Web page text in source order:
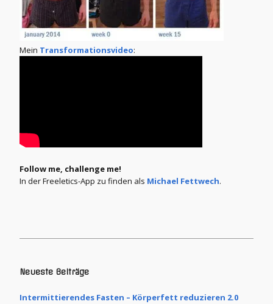
Mein Transformationsvideo:
Follow me, challenge me!
In der Freeletics-App zu finden als Michael Fettwech.
Neueste Beiträge
Intermittierendes Fasten – Körperfett reduzieren 2.0